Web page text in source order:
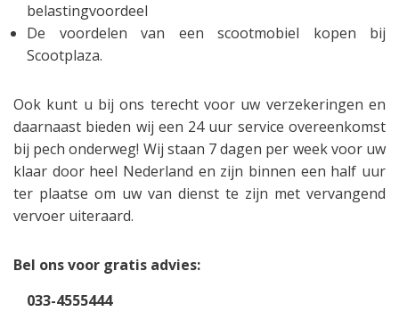
belastingvoordeel
De voordelen van een scootmobiel kopen bij
Scootplaza.
Ook kunt u bij ons terecht voor uw verzekeringen en
daarnaast bieden wij een 24 uur service overeenkomst
bij pech onderweg! Wij staan 7 dagen per week voor uw
klaar door heel Nederland en zijn binnen een half uur
ter plaatse om uw van dienst te zijn met vervangend
vervoer uiteraard.
Bel ons voor gratis advies:
033-4555444